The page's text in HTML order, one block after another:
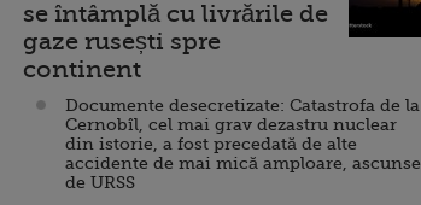
se întâmplă cu livrările de
gaze rusești spre
continent
Documente desecretizate: Catastrofa de la
Cernobîl, cel mai grav dezastru nuclear
din istorie, a fost precedată de alte
accidente de mai mică amploare, ascunse
de URSS